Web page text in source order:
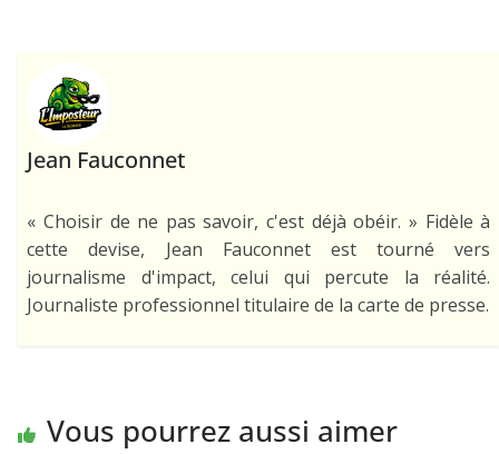
Jean Fauconnet
« Choisir de ne pas savoir, c'est déjà obéir. » Fidèle à
cette devise, Jean Fauconnet est tourné vers
journalisme d'impact, celui qui percute la réalité.
Journaliste professionnel titulaire de la carte de presse.
Vous pourrez aussi aimer